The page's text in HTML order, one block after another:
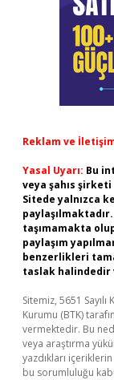
Reklam ve
Yasal Uyarı: Bu
veya şahıs
Sitede yalnızca
taşımamakta
paylaşım
benzerlikleri
taslak halindedir
Sitemiz, 5651
Kurumu (BTK)
vermektedir. Bu
veya araştırma
yazdıkları
bu sorumluluğu